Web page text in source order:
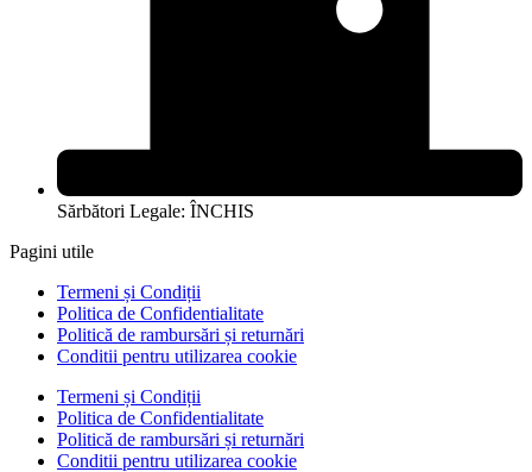
Sărbători Legale: ÎNCHIS
Pagini utile
Termeni și Condiții
Politica de Confidentialitate
Politică de rambursări și returnări
Conditii pentru utilizarea cookie
Termeni și Condiții
Politica de Confidentialitate
Politică de rambursări și returnări
Conditii pentru utilizarea cookie